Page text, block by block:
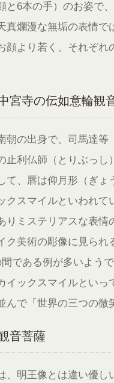
と6本の手）のお姿で
真爛漫な無垢の表情で
顔より若く、それぞ
宮寺の伝如意輪観
朝の出身で、司馬達
止利仏師（とりぶっし
て、唇は仰月形（ぎ
クスマイルといわれ
りミステリアスな表
ク美術の彫像に見ら
である例が多いようで
イックスマイルといっ
んで「世界の三つの微
音菩薩
、明王像とは違い優